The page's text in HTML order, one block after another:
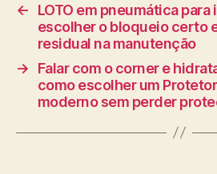
←
LOTO em pneumática
escolher o bloqueio certo
residual na manutenção
→
Falar com o corner e
como escolher um
moderno sem perder